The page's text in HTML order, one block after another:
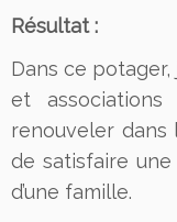
Résultat :
Dans ce
et
renouveler dans
de satisfaire
d’une famille.